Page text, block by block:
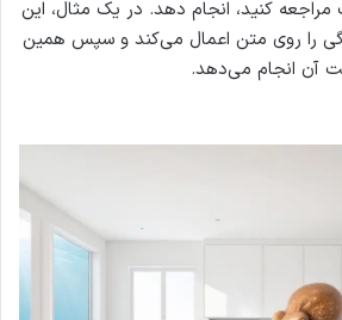
مراجعه کنید، انجام دهد. در یک مثال، این
رنگی را روی متن اعمال می‌کند و سپس همین
آن انجام می‌دهد.